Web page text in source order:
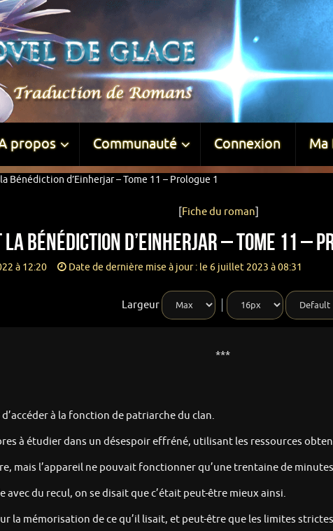
propos Communauté Connexion Ma
Bénédiction d’Einherjar – Tome 11 – Prologue 1
[Fiche du roman]
Bénédiction d’Einherjar – Tome 11 –
à 12:20 Date de dernière mise à jour : le 6 juillet 2023 à 08:31
Largeur
***
à la fonction de patriarche du clan.
à étudier dans un désespoir effréné, utilisant les ressources
mais l’appareil ne pouvait fonctionner qu’une trentaine de
du recul, on se disait que c’était peut-être mieux ainsi.
la mémorisation de ce qu’il lisait, et peut-être que les limites